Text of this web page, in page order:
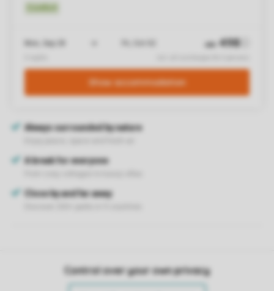
Control over your own privacy